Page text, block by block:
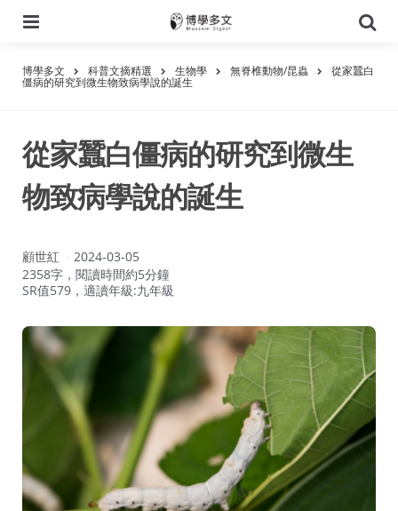
尋
博學多文 科普文摘精選 生物學 無脊椎動物/昆蟲 從家蠶白
僵病的研究到微生物致病學說的誕生
從家蠶白僵病的研究到微生
物致病學說的誕生
作
者：
顧世紅
2024-03-05
2358字，閱讀時間約5分鐘
SR值579，適讀年級:九年級